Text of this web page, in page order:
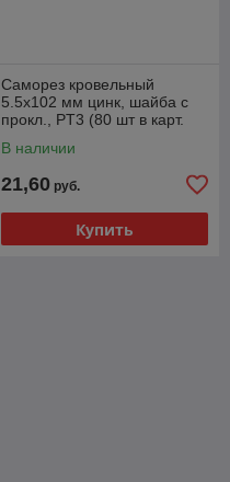
Саморез кровельный
5.5х102 мм цинк, шайба с
прокл., PT3 (80 шт в карт.
В наличии
21,60 руб.
Купить